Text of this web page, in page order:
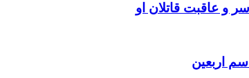
و عاقبت قاتلان او